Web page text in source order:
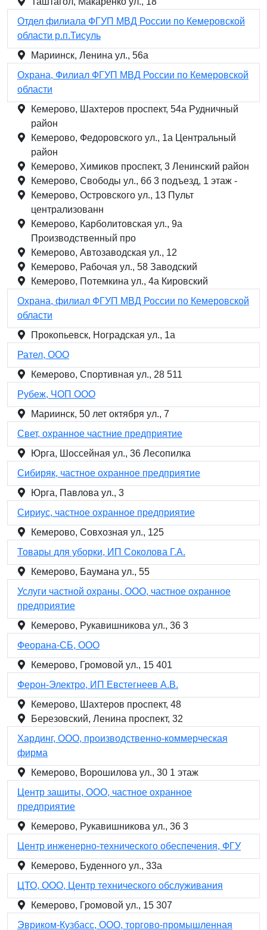
Отдел филиала ФГУП МВД России по Кемеровской
области р.п.Тисуль
Мариинск, Ленина ул., 56а
Охрана, Филиал ФГУП МВД России по Кемеровской
области
Кемерово, Шахтеров проспект, 54а Рудничный
район
Кемерово, Федоровского ул., 1а Центральный
район
Кемерово, Химиков проспект, 3 Ленинский район
Кемерово, Свободы ул., 6б 3 подъезд, 1 этаж -
Кемерово, Островского ул., 13 Пульт
централизованн
Кемерово, Карболитовская ул., 9а
Производственный про
Кемерово, Автозаводская ул., 12
Кемерово, Рабочая ул., 58 Заводский
Кемерово, Потемкина ул., 4а Кировский
Охрана, филиал ФГУП МВД России по Кемеровской
области
Прокопьевск, Ноградская ул., 1а
Рател, ООО
Кемерово, Спортивная ул., 28 511
Рубеж, ЧОП ООО
Мариинск, 50 лет октября ул., 7
Свет, охранное частние предприятие
Юрга, Шоссейная ул., 36 Лесопилка
Сибиряк, частное охранное предприятие
Юрга, Павлова ул., 3
Сириус, частное охранное предприятие
Кемерово, Совхозная ул., 125
Товары для уборки, ИП Соколова Г.А.
Кемерово, Баумана ул., 55
Услуги частной охраны, ООО, частное охранное
предприятие
Кемерово, Рукавишникова ул., 36 3
Феорана-СБ, ООО
Кемерово, Громовой ул., 15 401
Ферон-Электро, ИП Евстегнеев А.В.
Кемерово, Шахтеров проспект, 48
Березовский, Ленина проспект, 32
Хардинг, ООО, производственно-коммерческая
фирма
Кемерово, Ворошилова ул., 30 1 этаж
Центр защиты, ООО, частное охранное
предприятие
Кемерово, Рукавишникова ул., 36 3
Центр инженерно-технического обеспечения, ФГУ
Кемерово, Буденного ул., 33а
ЦТО, ООО, Центр технического обслуживания
Кемерово, Громовой ул., 15 307
Эвриком-Кузбасс, ООО, торгово-промышленная